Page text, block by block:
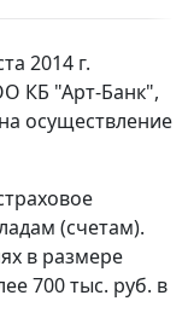
2014 г.
КБ "Арт-Банк",
осуществление
(счетам).
в размере
700 тыс. руб. в